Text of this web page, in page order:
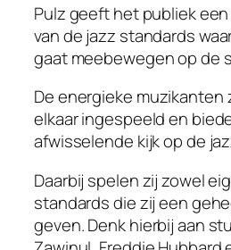
Pulz geeft het publiek
van de jazz standards
gaat meebewegen op de
De energieke muzikanten
elkaar ingespeeld en
afwisselende kijk op de
Daarbij spelen zij zowel
standards die zij een
geven. Denk hierbij aan